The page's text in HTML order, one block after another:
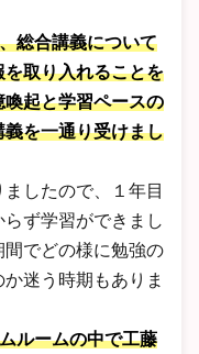
総合講義について
取り入れることを
起と学習ペースの
を一通り受けまし
したので、１年目
ず学習ができまし
でどの様に勉強の
迷う時期もありま
ルームの中で工藤